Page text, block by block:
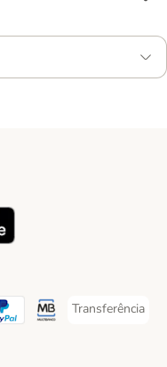
Method
MethodMethod
Payment Method
Multibanco Payment
Transferência
Transferência